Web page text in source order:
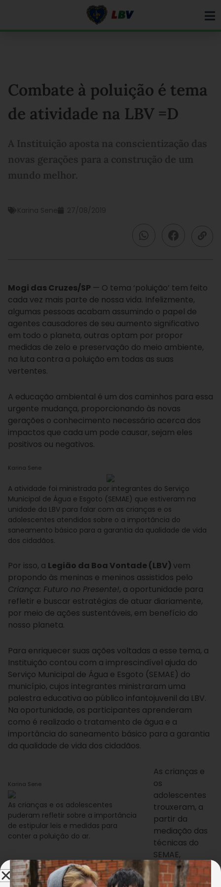
Combate à poluição é tema
de atividade na LBV =D
A Instituição aposta na conscientização das
novas gerações para a construção de um
mundo melhor.
Karina Sene 27/08/2019
Mogi das Cruzes/SP — O tema ‘poluição’ tem feito
cada vez mais parte de nossa vida. Infelizmente,
algumas pessoas acabam assumindo o papel de
agentes causadores de seu aumento significativo
em todo o planeta, outras optam por propor
medidas de zelo e preservação do meio ambiente,
na luta contra a poluição em todas as suas
vertentes.
A educação ambiental é um dos caminhos para essa
urgente mudança, proporcionando às novas
gerações o conhecimento necessário acerca dos
impactos que cada um pode causar, sejam eles
positivos ou negativos.
Karina Sene
A atividade foi ministrada por integrantes do Serviço
Municipal de Água e Esgoto (SEMAE) que estiveram na
unidade da LBV para falar com as crianças e os
adolescentes atendidos sobre o a importância do
saneamento básico para a garantia da qualidade de vida
dos cidadãos.
Por isso, a Legião da Boa Vontade (LBV) vem
propondo às meninas e meninos assistidos pelo
Criança: Futuro no Presente!, a oportunidade para
refletir e buscar estratégias de atuar diariamente,
por meio de ações sustentáveis, em benefício do
nosso planeta.
Para enriquecer suas ações voltadas a esse tema, a
Instituição contou com a imprescindível ajuda do
Serviço Municipal de Água e Esgoto (SEMAE) do
município, cujos integrantes ministraram uma
palestra educativa ao público infantojuvenil da LBV.
Na oportunidade, os participantes aprenderam
como é realizado o tratamento de água e a
importância do saneamento básico para a garantia
da qualidade de vida dos cidadãos.
Karina Sene
As crianças e os adolescentes
puderam refletir sobre a importância
de estipular leis e medidas para
conter a poluição do ar.
As crianças e
os
adolescentes
trouxeram, a
partir da
mediação das
técnicas do
SEMAE,
reflexões importantes, como a urgente postura de
reciclar e descartar corretamente o lixo, drenar a